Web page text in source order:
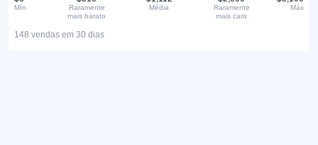
Mín
Raramente
mais barato
Média
Raramente
mais caro
Máx
148 vendas em 30 dias